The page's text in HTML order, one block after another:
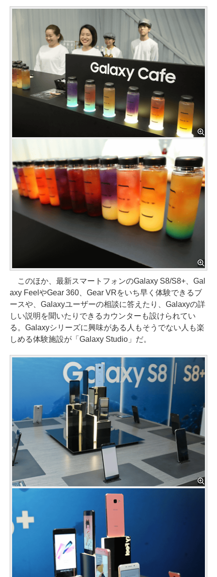
このほか、最新スマートフォンのGalaxy S8/S8+、Gal
axy FeelやGear 360、Gear VRをいち早く体験できるブ
ースや、Galaxyユーザーの相談に答えたり、Galaxyの詳
しい説明を聞いたりできるカウンターも設けられてい
る。Galaxyシリーズに興味がある人もそうでない人も楽
しめる体験施設が「Galaxy Studio」だ。